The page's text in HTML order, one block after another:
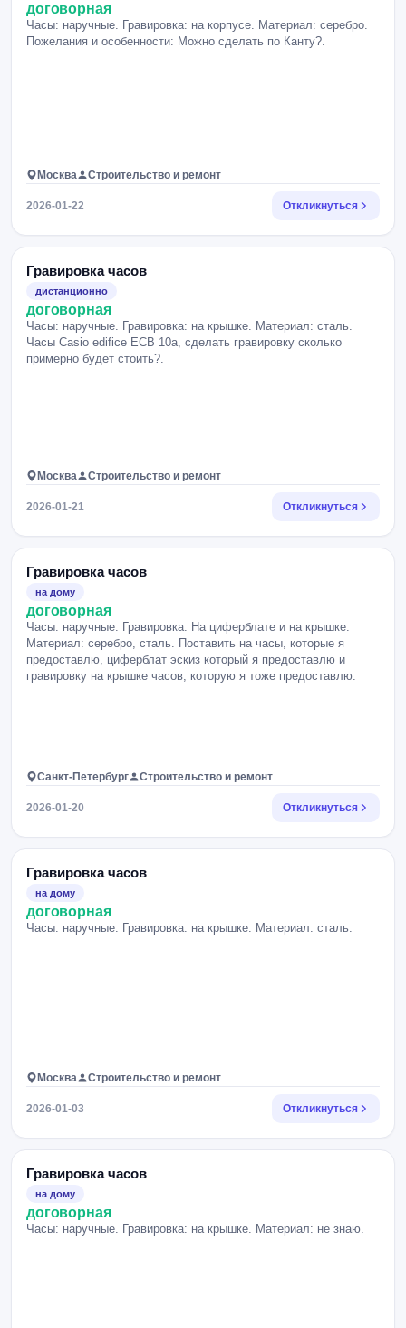
договорная
Часы: наручные. Гравировка: на корпусе. Материал: серебро.
Пожелания и особенности: Можно сделать по Канту?.
Москва Строительство и ремонт
2026-01-22 Откликнуться
Гравировка часов
дистанционно
договорная
Часы: наручные. Гравировка: на крышке. Материал: сталь.
Часы Casio edifice ECB 10a, сделать гравировку сколько
примерно будет стоить?.
Москва Строительство и ремонт
2026-01-21 Откликнуться
Гравировка часов
на дому
договорная
Часы: наручные. Гравировка: На циферблате и на крышке.
Материал: серебро, сталь. Поставить на часы, которые я
предоставлю, циферблат эскиз который я предоставлю и
гравировку на крышке часов, которую я тоже предоставлю.
Санкт-Петербург Строительство и ремонт
2026-01-20 Откликнуться
Гравировка часов
на дому
договорная
Часы: наручные. Гравировка: на крышке. Материал: сталь.
Москва Строительство и ремонт
2026-01-03 Откликнуться
Гравировка часов
на дому
договорная
Часы: наручные. Гравировка: на крышке. Материал: не знаю.